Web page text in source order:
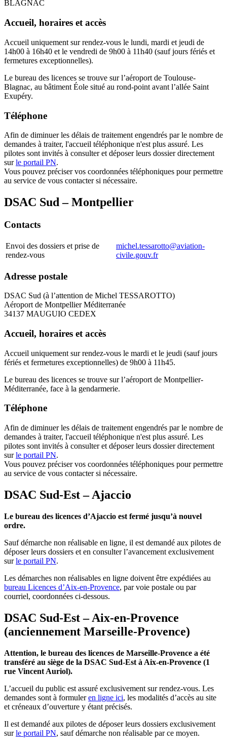
BLAGNAC
Accueil, horaires et accès
Accueil uniquement sur rendez-vous le lundi, mardi et jeudi de
14h00 à 16h40 et le vendredi de 9h00 à 11h40 (sauf jours fériés et
fermetures exceptionnelles).
Le bureau des licences se trouve sur l’aéroport de Toulouse-
Blagnac, au bâtiment Éole situé au rond-point avant l’allée Saint
Exupéry.
Téléphone
Afin de diminuer les délais de traitement engendrés par le nombre de
demandes à traiter, l'accueil téléphonique n'est plus assuré. Les
pilotes sont invités à consulter et déposer leurs dossier directement
surle portail PN.
Vous pouvez préciser vos coordonnées téléphoniques pour permettre
au service de vous contacter si nécessaire.
DSAC Sud – Montpellier
Contacts
Envoi des dossiers et prise de
rendez-vous
michel.tessarotto@aviation-
civile.gouv.fr
Adresse postale
DSAC Sud (à l’attention de Michel TESSAROTTO)
Aéroport de Montpellier Méditerranée
34137 MAUGUIO CEDEX
Accueil, horaires et accès
Accueil uniquement sur rendez-vous le mardi et le jeudi (sauf jours
fériés et fermetures exceptionnelles) de 9h00 à 11h45.
Le bureau des licences se trouve sur l’aéroport de Montpellier-
Méditerranée, face à la gendarmerie.
Téléphone
Afin de diminuer les délais de traitement engendrés par le nombre de
demandes à traiter, l'accueil téléphonique n'est plus assuré. Les
pilotes sont invités à consulter et déposer leurs dossier directement
surle portail PN.
Vous pouvez préciser vos coordonnées téléphoniques pour permettre
au service de vous contacter si nécessaire.
DSAC Sud-Est – Ajaccio
Le bureau des licences d’Ajaccio est fermé jusqu’à nouvel
ordre.
Sauf démarche non réalisable en ligne, il est demandé aux pilotes de
déposer leurs dossiers et en consulter l’avancement exclusivement
surle portail PN.
Les démarches non réalisables en ligne doivent être expédiées au
bureau Licences d’Aix-en-Provence, par voie postale ou par
courriel, coordonnées ci-dessous.
DSAC Sud-Est – Aix-en-Provence
(anciennement Marseille-Provence)
Attention, le bureau des licences de Marseille-Provence a été
transféré au siège de la DSAC Sud-Est à Aix-en-Provence (1
rue Vincent Auriol).
L’accueil du public est assuré exclusivement sur rendez-vous. Les
demandes sont à formuleren ligne ici, les modalités d’accès au site
et créneaux d’ouverture y étant précisés.
Il est demandé aux pilotes de déposer leurs dossiers exclusivement
surle portail PN, sauf démarche non réalisable par ce moyen.